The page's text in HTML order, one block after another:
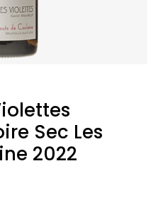
Sec Les
2022